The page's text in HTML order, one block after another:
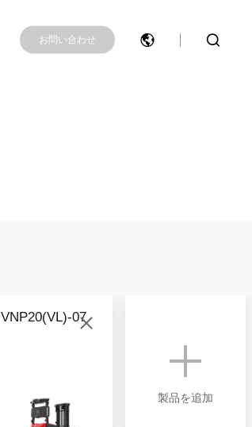
お問い合わせ
VNP20(VL)-07
製品を追加